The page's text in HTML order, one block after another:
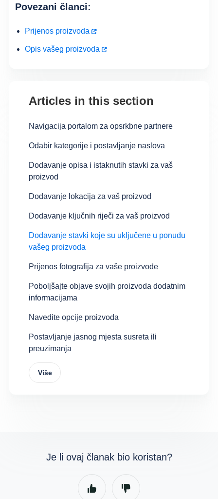
Povezani članci:
Prijenos proizvoda
Opis vašeg proizvoda
Articles in this section
Navigacija portalom za opsrkbne partnere
Odabir kategorije i postavljanje naslova
Dodavanje opisa i istaknutih stavki za vaš
proizvod
Dodavanje lokacija za vaš proizvod
Dodavanje ključnih riječi za vaš proizvod
Dodavanje stavki koje su uključene u ponudu
vašeg proizvoda
Prijenos fotografija za vaše proizvode
Poboljšajte objave svojih proizvoda dodatnim
informacijama
Navedite opcije proizvoda
Postavljanje jasnog mjesta susreta ili
preuzimanja
Više
Je li ovaj članak bio koristan?